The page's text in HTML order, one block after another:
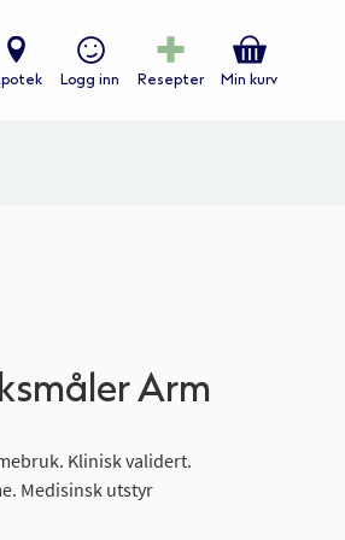
Logg inn Resepter Min kurv
Arm
Klinisk validert.
Medisinsk utstyr